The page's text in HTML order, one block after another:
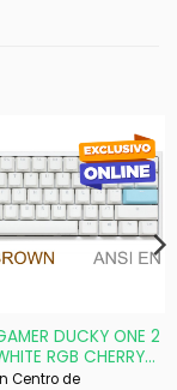
DUCKY ONE 2
RGB CHERRY
DOUBLE-SHOT PBT
Centro de